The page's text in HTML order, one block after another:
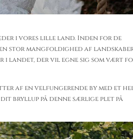
i vores lille land. Inden for de
stor mangfoldighed af
landet, der vil egne sig som vært
af en velfungerende by med et
bryllup på denne særlige plet på